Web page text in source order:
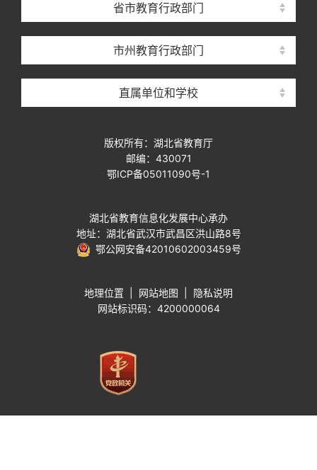
省市教育行政部门
市州教育行政部门
直属单位和学校
版权所有：湖北省教育厅
邮编：430071
鄂ICP备05011090号-1
湖北省教育信息化发展中心承办
地址：湖北省武汉市武昌区洪山路8号
鄂公网安备42010602003459号
地理位置 网站地图
隐私说明
网站标识码：4200000064